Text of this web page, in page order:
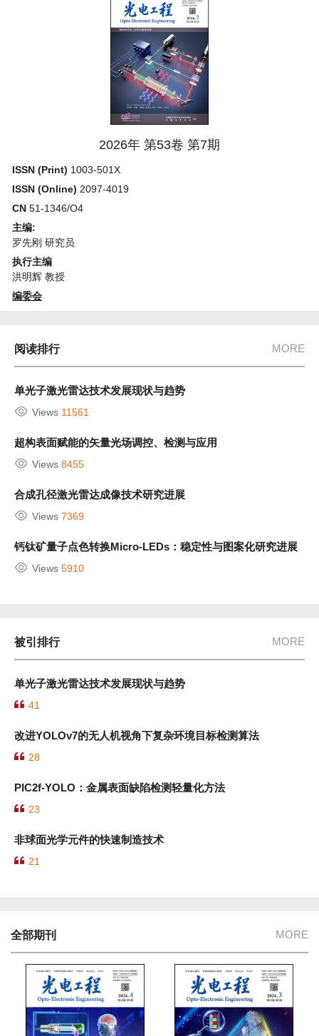
2026年 第53卷 第7期
ISSN (Print) 1003-501X
ISSN (Online) 2097-4019
CN 51-1346/O4
主编:
罗先刚 研究员
执行主编
洪明辉 教授
编委会
阅读排行 MORE
单光子激光雷达技术发展现状与趋势
Views 11561
超构表面赋能的矢量光场调控、检测与应用
Views 8455
合成孔径激光雷达成像技术研究进展
Views 7369
钙钛矿量子点色转换Micro-LEDs：稳定性与图案化研究进展
Views 5910
被引排行 MORE
单光子激光雷达技术发展现状与趋势
41
改进YOLOv7的无人机视角下复杂环境目标检测算法
28
PIC2f-YOLO：金属表面缺陷检测轻量化方法
23
非球面光学元件的快速制造技术
21
全部期刊 MORE